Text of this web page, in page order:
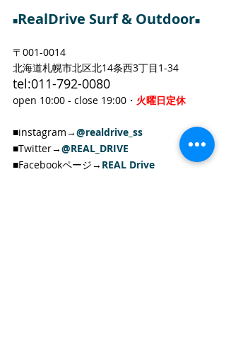
■RealDrive Surf & Outdoor■
〒001-0014
北海道札幌市北区北14条西3丁目1-34
tel:011-792-0080
open 10:00 - close 19:00・ 火曜日定休
■instagram→@realdrive_ss
■Twitter→@REAL_DRIVE
■Facebookページ→ REAL Drive